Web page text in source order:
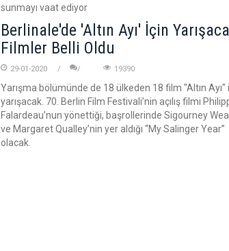
sunmayı vaat ediyor
Berlinale'de 'Altın Ayı' İçin
Filmler Belli Oldu
29-01-2020 19390
Yarışma bölümünde de 18 ülkeden 18 film "Altın Ayı"
yarışacak. 70. Berlin Film Festivali’nin açılış filmi
Falardeau’nun yönettiği, başrollerinde Sigourney
ve Margaret Qualley’nin yer aldığı “My Salinger Year”
olacak.